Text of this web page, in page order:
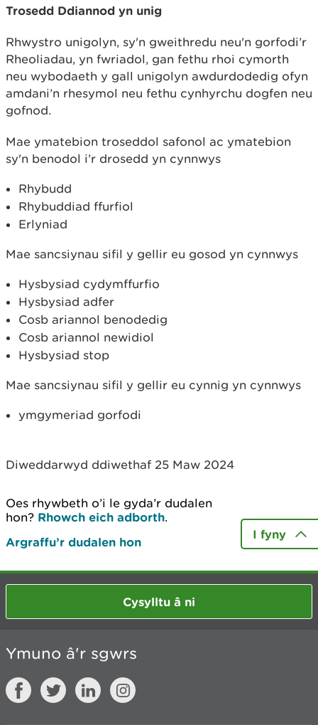
Trosedd Ddiannod yn unig
Rhwystro unigolyn, sy'n gweithredu neu'n gorfodi’r
Rheoliadau, yn fwriadol, gan fethu rhoi cymorth
neu wybodaeth y gall unigolyn awdurdodedig ofyn
amdani’n rhesymol neu fethu cynhyrchu dogfen neu
gofnod.
Mae ymatebion troseddol safonol ac ymatebion
sy'n benodol i’r drosedd yn cynnwys
Rhybudd
Rhybuddiad ffurfiol
Erlyniad
Mae sancsiynau sifil y gellir eu gosod yn cynnwys
Hysbysiad cydymffurfio
Hysbysiad adfer
Cosb ariannol benodedig
Cosb ariannol newidiol
Hysbysiad stop
Mae sancsiynau sifil y gellir eu cynnig yn cynnwys
ymgymeriad gorfodi
Diweddarwyd ddiwethaf 25 Maw 2024
Oes rhywbeth o’i le gyda’r dudalen
hon? Rhowch eich adborth.
Argraffu’r dudalen hon
I fyny
Cysylltu â ni
Ymuno â'r sgwrs